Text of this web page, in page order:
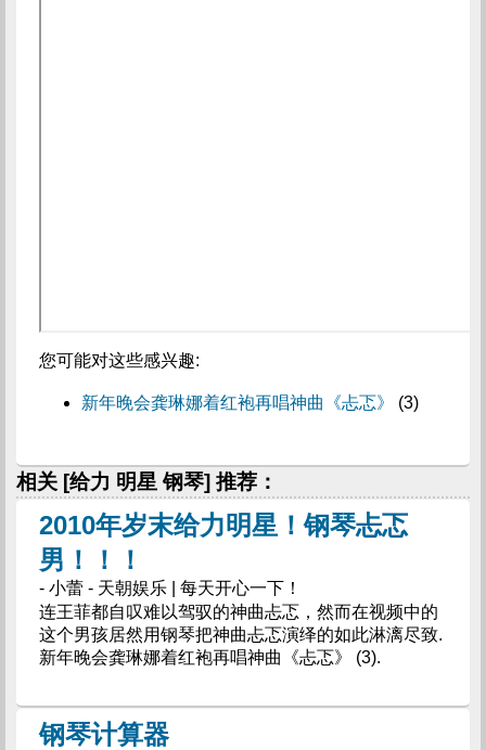
您可能对这些感兴趣:
新年晚会龚琳娜着红袍再唱神曲《忐忑》 (3)
相关 [给力 明星 钢琴] 推荐：
2010年岁末给力明星！钢琴忐忑
男！！！
- 小蕾 - 天朝娱乐 | 每天开心一下！
连王菲都自叹难以驾驭的神曲忐忑，然而在视频中的
这个男孩居然用钢琴把神曲忐忑演绎的如此淋漓尽致.
新年晚会龚琳娜着红袍再唱神曲《忐忑》 (3).
钢琴计算器